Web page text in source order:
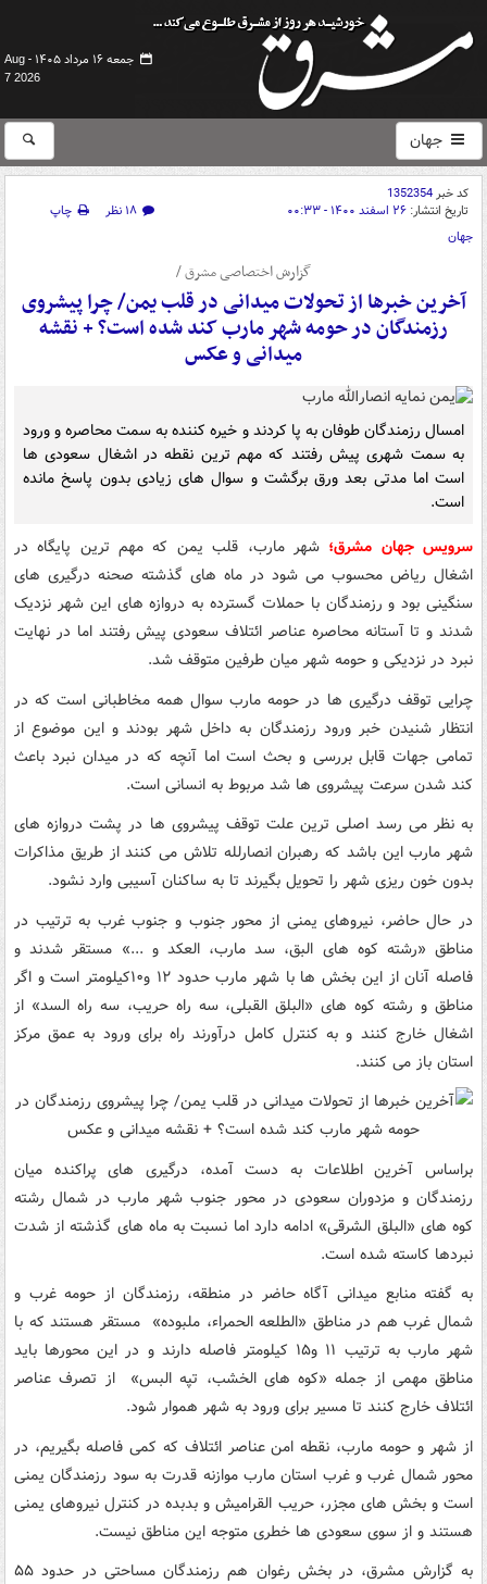
جمعه ۱۶ مرداد ۱۴۰۵ -
Aug
7 2026
جهان
کد خبر1352354
تاریخ انتشار: ۲۶ اسفند ۱۴۰۰ - ۰۰:۳۳ ۱۸ نظر
چاپ
جهان
گزارش اختصاصی مشرق /
آخرین خبرها از تحولات میدانی در قلب یمن/ چرا پیشروی
رزمندگان در حومه شهر مارب کند شده است؟ + نقشه
میدانی و عکس
امسال رزمندگان طوفان به پا کردند و خیره کننده به سمت محاصره و ورود
به سمت شهری پیش رفتند که مهم ترین نقطه در اشغال سعودی ها
است اما مدتی بعد ورق برگشت و سوال های زیادی بدون پاسخ مانده
است.
سرویس جهان مشرق؛ شهر مارب، قلب یمن که مهم ترین پایگاه در
اشغال ریاض محسوب می شود در ماه های گذشته صحنه درگیری های
سنگینی بود و رزمندگان با حملات گسترده به دروازه های این شهر نزدیک
شدند و تا آستانه محاصره عناصر ائتلاف سعودی پیش رفتند اما در نهایت
نبرد در نزدیکی و حومه شهر میان طرفین متوقف شد.
چرایی توقف درگیری ها در حومه مارب سوال همه مخاطبانی است که در
انتظار شنیدن خبر ورود رزمندگان به داخل شهر بودند و این موضوع از
تمامی جهات قابل بررسی و بحث است اما آنچه که در میدان نبرد باعث
کند شدن سرعت پیشروی ها شد مربوط به انسانی است.
به نظر می رسد اصلی ترین علت توقف پیشروی ها در پشت دروازه های
شهر مارب این باشد که رهبران انصارلله تلاش می کنند از طریق مذاکرات
بدون خون ریزی شهر را تحویل بگیرند تا به ساکنان آسیبی وارد نشود.
در حال حاضر، نیروهای یمنی از محور جنوب و جنوب غرب به ترتیب در
مناطق «رشته کوه های البق، سد مارب، العکد و ...» مستقر شدند و
فاصله آنان از این بخش ها با شهر مارب حدود ۱۲ و۱۰کیلومتر است و اگر
مناطق و رشته کوه های «البلق القبلی، سه راه حریب، سه راه السد» از
اشغال خارج کنند و به کنترل کامل درآورند راه برای ورود به عمق مرکز
استان باز می کنند.
براساس آخرین اطلاعات به دست آمده، درگیری های پراکنده میان
رزمندگان و مزدوران سعودی در محور جنوب شهر مارب در شمال رشته
کوه های «البلق الشرقی» ادامه دارد اما نسبت به ماه های گذشته از شدت
نبردها کاسته شده است.
به گفته منابع میدانی آگاه حاضر در منطقه، رزمندگان از حومه غرب و
شمال غرب هم در مناطق «الطلعه الحمراء، ملبوده» مستقر هستند که با
شهر مارب به ترتیب ۱۱ و۱۵ کیلومتر فاصله دارند و در این محورها باید
مناطق مهمی از جمله «کوه های الخشب، تپه البس» از تصرف عناصر
ائتلاف خارج کنند تا مسیر برای ورود به شهر هموار شود.
از شهر و حومه مارب، نقطه امن عناصر ائتلاف که کمی فاصله بگیریم، در
محور شمال غرب و غرب استان مارب موازنه قدرت به سود رزمندگان یمنی
است و بخش های مجزر، حریب القرامیش و بدبده در کنترل نیروهای یمنی
هستند و از سوی سعودی ها خطری متوجه این مناطق نیست.
به گزارش مشرق، در بخش رغوان هم رزمندگان مساحتی در حدود ۵۵